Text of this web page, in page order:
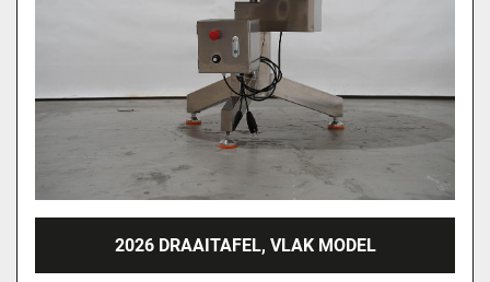
2026 DRAAITAFEL, VLAK MODEL